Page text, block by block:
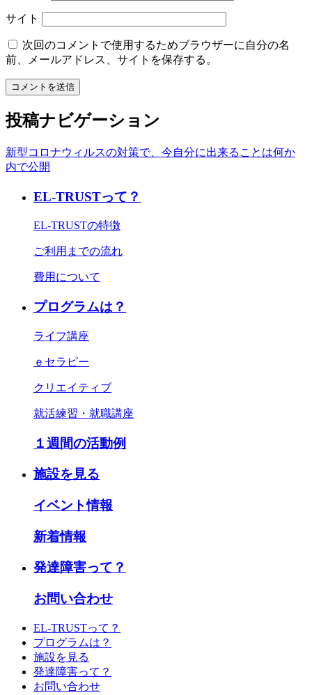
サイト
次回のコメントで使用するためブラウザーに自分の名
前、メールアドレス、サイトを保存する。
投稿ナビゲーション
新型コロナウィルスの対策で、今自分に出来ることは何か
内で公開
EL-TRUSTって？
EL-TRUSTの特徴
ご利用までの流れ
費用について
プログラムは？
ライフ講座
ｅセラピー
クリエイティブ
就活練習・就職講座
１週間の活動例
施設を見る
イベント情報
新着情報
発達障害って？
お問い合わせ
EL-TRUSTって？
プログラムは？
施設を見る
発達障害って？
お問い合わせ